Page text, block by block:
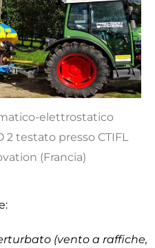
elettrostatico
2 testato presso CTIFL
(Francia)
(vento a raffiche,